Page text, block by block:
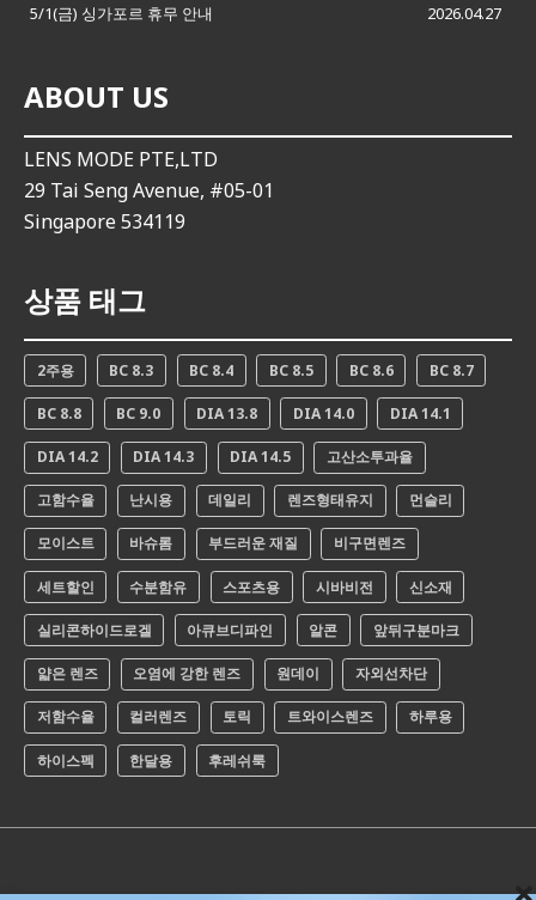
5/1(금) 싱가포르 휴무 안내
2026.04.27
ABOUT US
LENS MODE PTE,LTD
29 Tai Seng Avenue, #05-01
Singapore 534119
상품 태그
2주용 BC 8.3 BC 8.4 BC 8.5 BC 8.6 BC 8.7
BC 8.8 BC 9.0 DIA 13.8 DIA 14.0 DIA 14.1
DIA 14.2 DIA 14.3 DIA 14.5 고산소투과율
고함수율 난시용 데일리 렌즈형태유지 먼슬리
모이스트 바슈롬 부드러운 재질 비구면렌즈
세트할인 수분함유 스포츠용 시바비전 신소재
실리콘하이드로겔 아큐브디파인 알콘 앞뒤구분마크
얇은 렌즈 오염에 강한 렌즈 원데이 자외선차단
저함수율 컬러렌즈 토릭 트와이스렌즈 하루용
하이스펙 한달용 후레쉬룩